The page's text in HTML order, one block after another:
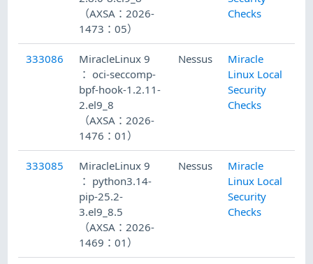
（AXSA：2026-
1473：05）
Checks
333086
MiracleLinux 9
： oci-seccomp-
bpf-hook-1.2.11-
2.el9_8
（AXSA：2026-
1476：01）
Nessus
Miracle
Linux Local
Security
Checks
333085
MiracleLinux 9
： python3.14-
pip-25.2-
3.el9_8.5
（AXSA：2026-
1469：01）
Nessus
Miracle
Linux Local
Security
Checks